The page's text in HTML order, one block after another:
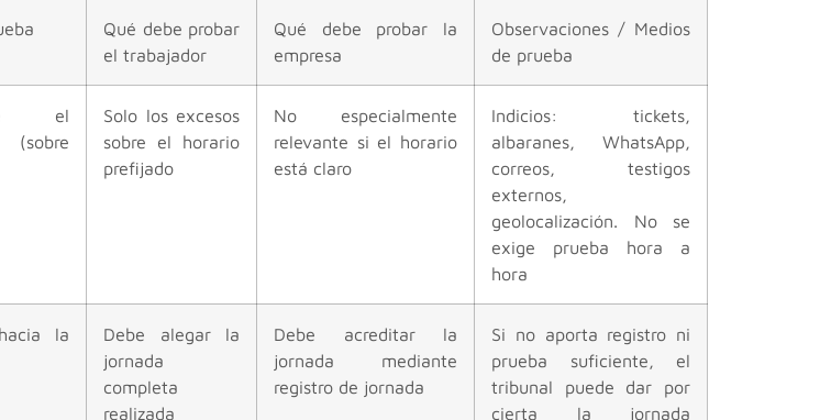
Qué debe probar
el trabajador
Qué debe probar la
empresa
Observaciones / Medios
de prueba
el
Solo los excesos
sobre el horario
prefijado
No especialmente
relevante si el horario
está claro
Indicios: tickets,
albaranes, WhatsApp,
correos, testigos
externos,
geolocalización. No se
exige prueba hora a
hora
la
Debe alegar la
jornada
completa
realizada
Debe acreditar la
jornada mediante
registro de jornada
Si no aporta registro ni
prueba suficiente, el
tribunal puede dar por
cierta la jornada